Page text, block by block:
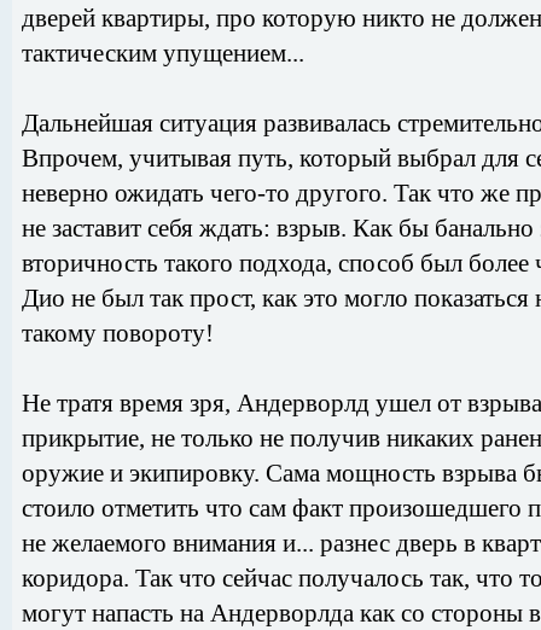
дверей квартиры, про которую никто не
тактическим упущением...
Дальнейшая ситуация развивалась
Впрочем, учитывая путь, который выбрал для
неверно ожидать чего-то другого. Так что же
не заставит себя ждать: взрыв. Как бы
вторичность такого подхода, способ был
Дио не был так прост, как это могло
такому повороту!
Не тратя время зря, Андерворлд ушел от
прикрытие, не только не получив никаких
оружие и экипировку. Сама мощность взрыва
стоило отметить что сам факт произошедшего
не желаемого внимания и... разнес дверь в
коридора. Так что сейчас получалось так, что
могут напасть на Андерворлда как со стороны